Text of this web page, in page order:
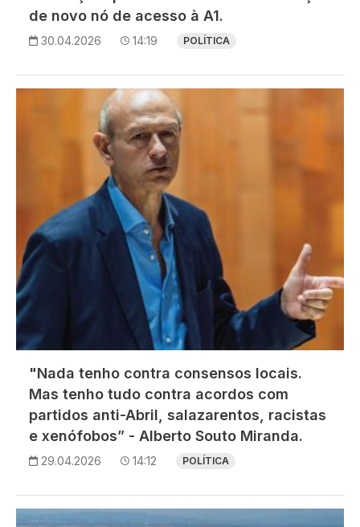
de novo nó de acesso à A1.
30.04.2026 14:19 POLÍTICA
"Nada tenho contra consensos locais.
Mas tenho tudo contra acordos com
partidos anti-Abril, salazarentos, racistas
e xenófobos” - Alberto Souto Miranda.
29.04.2026 14:12 POLÍTICA
Imagem